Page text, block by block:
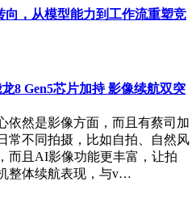
，从模型能力到工作流重塑竞
8 Gen5芯片加持 影像续航双突
依然是影像方面，而且有蔡司加
常不同拍摄，比如自拍、自然风
而且AI影像功能更丰富，让拍
整体续航表现，与v…